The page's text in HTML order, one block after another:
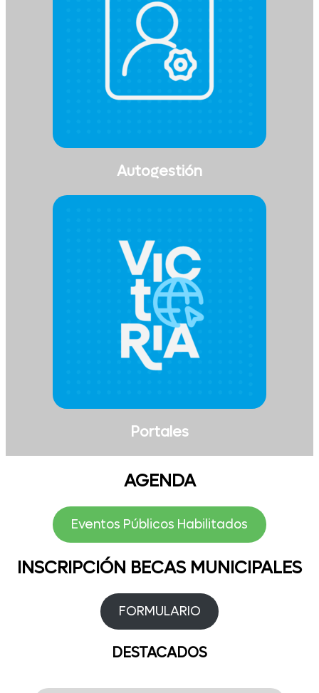
Autogestión
Portales
AGENDA
Eventos Públicos Habilitados
INSCRIPCIÓN BECAS MUNICIPALES
FORMULARIO
DESTACADOS